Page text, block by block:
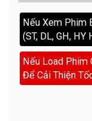
Nếu Xem Phim
(ST, DL, GH, HY
Nếu Load Phim
Để Cải Thiện